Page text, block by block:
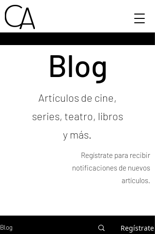
Blog
Artículos de cine,
series, teatro, libros
y más.
Regístrate para recibir
notificaciones de nuevos
artículos.
Blog Regístrate